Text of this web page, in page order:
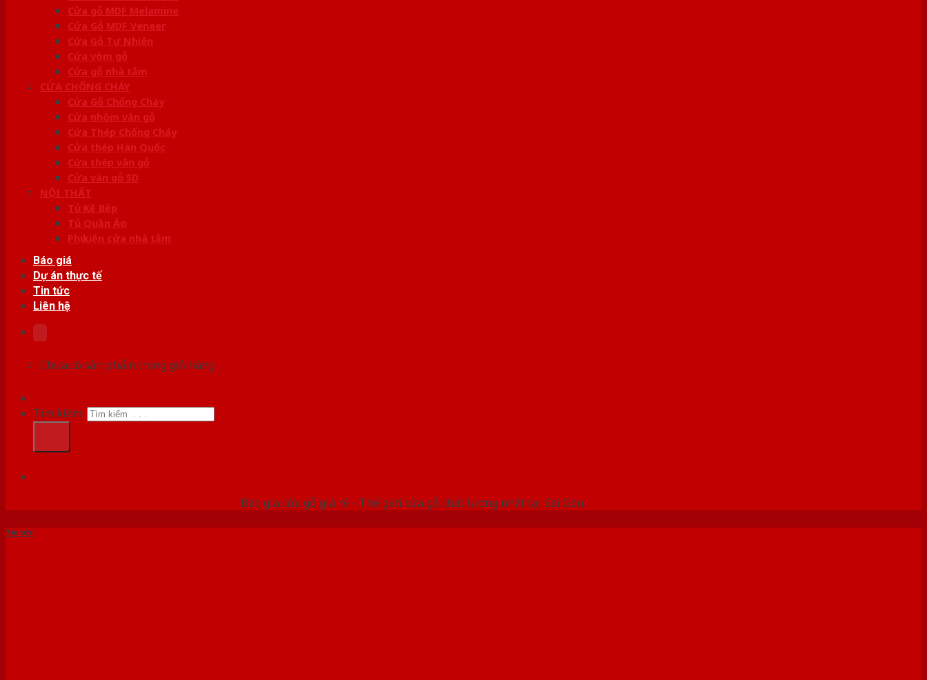
Cửa gỗ MDF Melamine
Cửa Gỗ MDF Veneer
Cửa Gỗ Tự Nhiên
Cửa vòm gỗ
Cửa gỗ nhà tắm
CỬA CHỐNG CHÁY
Cửa Gỗ Chống Cháy
Cửa nhôm vân gỗ
Cửa Thép Chống Cháy
Cửa thép Hàn Quốc
Cửa thép vân gỗ
Cửa vân gỗ 5D
NỘI THẤT
Tủ Kệ Bếp
Tủ Quần Áo
Phụ kiện cửa nhà tắm
Báo giá
Dự án thực tế
Tin tức
Liên hệ
Chưa có sản phẩm trong giỏ hàng.
Tìm kiếm:
Báo giá cửa gỗ giá rẻ - Thế giới cửa gỗ chất lượng nhất tại Sài Gòn
Tin tức